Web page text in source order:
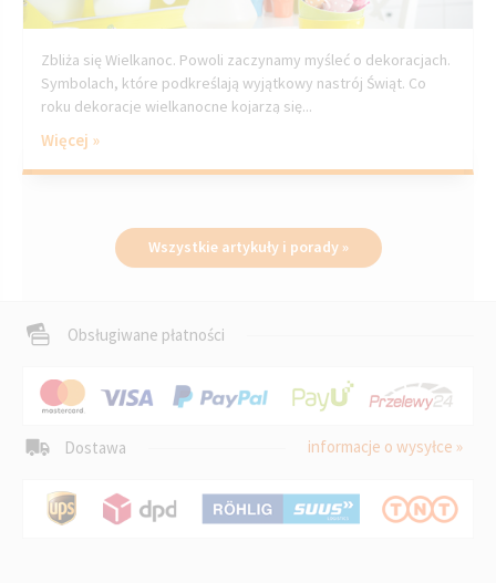
Zbliża się Wielkanoc. Powoli zaczynamy myśleć o dekoracjach.
Symbolach, które podkreślają wyjątkowy nastrój Świąt. Co
roku dekoracje wielkanocne kojarzą się...
Więcej »
Wszystkie artykuły i porady »
Obsługiwane płatności
Dostawa informacje o wysyłce »